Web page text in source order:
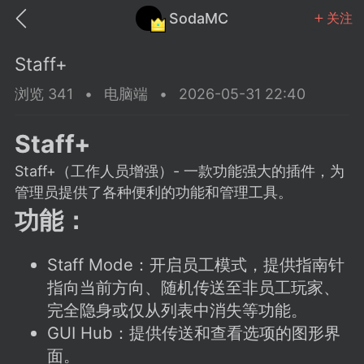
SodaMC 关注
文社区 SodaMC
教程 材质 社区
潮涌核心
永久赞助者
11-27 02:06
电脑端 社区规则
Staff+
浏览 341 • 电脑端 • 2026-05-31 22:40
Staff+
Staff+（工作人员增强）- 一款功能强大的插件，为
管理员提供了各种便利的功能和管理工具。
功能：
Staff Mode：开启员工模式，提供指南针
指向当前方向、随机传送至非员工玩家、
完全隐身或仅从列表中消失等功能。
GUI Hub：提供传送和查看选项的图形界
面。